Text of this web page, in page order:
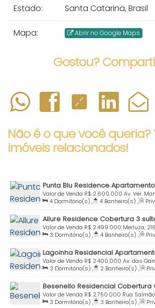
Estado: Santa Catarina, Brasil
Mapa: Abrir no Google Maps
Gostou?
Não é o que você queria?
imóveis relacionados!
Punta Blu Residence
Venda Praia Centro Bombinhas
R$ 2.600.000
Valor de Venda
Av. Ver.
08 - Apto. 101, 88215-000, Centro,
Brasil
4 Dormitório(s) , 4 Banheiro(s) ,
Sala(s) , 2 Suíte(s), Total:200.00m²,
157.00m²
Allure Residence Cobertura 3
Bombinhas SC
R$ 2.499.000
Valor de Venda
Merluza,
Bombinhas, Santa Catarina, Brasil
3 Dormitório(s) , 4 Banheiro(s) ,
Sala(s) , 3 Suíte(s), Total:164.97~ 165
Útil:149.24m², Terreno: 100.27m²
Lagoinha Residencial
venda Praia Bombinhas SC
R$ 2.400.000
Valor de Venda
Av. das
Centro, Bombinhas, Santa Catarina, Brasil
3 Dormitório(s) , 2 Banheiro(s) ,
Sala(s) , 1 Suíte(s), Total:130.00m² ,
Distância do Mar, Útil:130.00m²
Besenello Residencial Cobertura
piscina à venda Praia Centro
R$ 2.750.000
Valor de Venda
Rua
88215-000, Centro, Bombinhas, Santa
3 Dormitório(s) , 3 Banheiro(s) ,